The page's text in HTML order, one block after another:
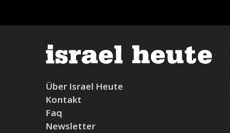
Über Israel Heute
Kontakt
Faq
Newsletter